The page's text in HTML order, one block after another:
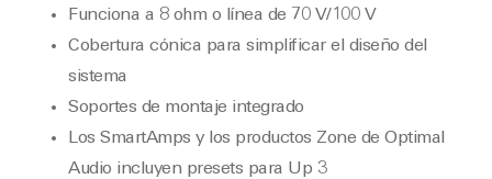
Funciona a 8 ohm o línea de 70 V/100 V
Cobertura cónica para simplificar el diseño del
sistema
Soportes de montaje integrado
Los SmartAmps y los productos Zone de Optimal
Audio incluyen presets para Up 3